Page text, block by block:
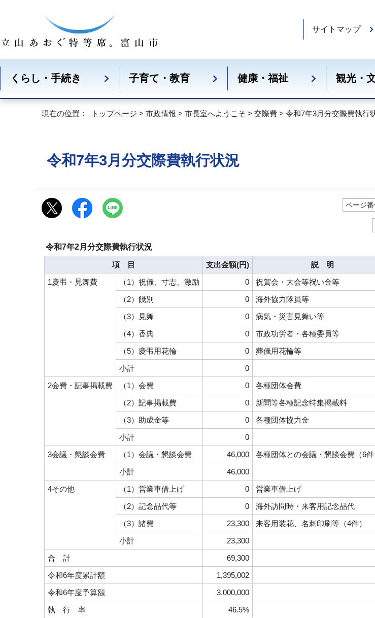
サイトマップ
くらし・手続き 子育て・教育 健康・福祉 観光・
現在の位置： トップページ > 市政情報 > 市長室へようこそ > 交際費 > 令和7年3月分交際費執行
令和7年3月分交際費執行状況
ページ
令和7年2月分交際費執行状況
項 目 支出金額(円)
説 明
1慶弔・見舞費
（1）祝儀、寸志、激励 0
祝賀会・大会等祝い金等
（2）餞別
0
海外協力隊員等
（3）見舞
0
病気・災害見舞い等
（4）香典
0
市政功労者・各種委員等
（5）慶弔用花輪
0
葬儀用花輪等
小計
0
2会費・記事掲載費
（1）会費 0
各種団体会費
（2）記事掲載費
0
新聞等各種記念特集掲載料
（3）助成金等
0
各種団体協力金
小計
0
3会議・懇談会費
（1）会議・懇談会費 46,000
各種団体との会議・懇談会費（6
小計
46,000
4その他
（1）営業車借上げ 0
営業車借上げ
（2）記念品代等
0
海外訪問時・来客用記念品代
（3）諸費
23,300
来客用装花、名刺印刷等（4件）
小計
23,300
合 計
69,300
令和6年度累計額
1,395,002
令和6年度予算額
3,000,000
執 行 率
46.5%